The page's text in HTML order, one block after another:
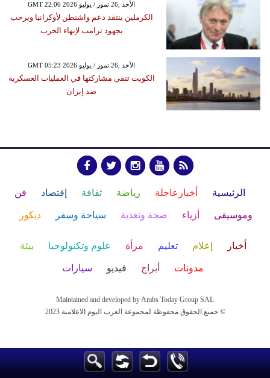
GMT 22:06 2026 الأحد ,26 تموز / يوليو
الكرملين ينتقد دعم واشنطن لأوكرانيا ويرحب
بجهود ترامب لإنهاء الحرب
GMT 05:23 2026 الأحد ,26 تموز / يوليو
الكويت تنفي مشاركتها في العمليات العسكرية
ضد إيران
الرئيسية أخبارعاجلة رياضة ثقافة إقتصاد فن
وموسيقى أزياء صحة وتغذية سياحة وسفر ديكور
أخبار إعلام تعليم مرأة علوم وتكنولوجيا بيئة
مدونات أبراج فيديو سيارات
Maintained and developed by Arabs Today Group SAL
جميع الحقوق محفوظة لمجموعة العرب اليوم الاعلامية 2023 ©